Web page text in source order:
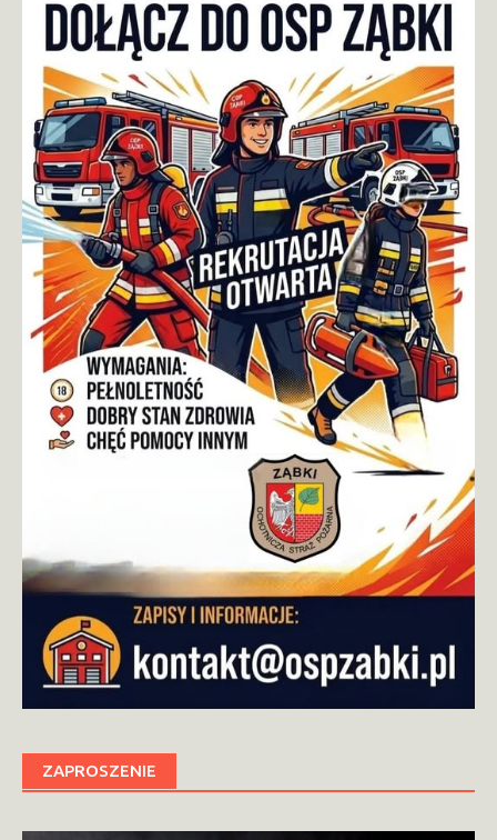
ZAPROSZENIE